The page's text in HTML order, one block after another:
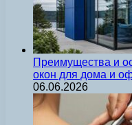
Преимущества и
окон для дома и
06.06.2026